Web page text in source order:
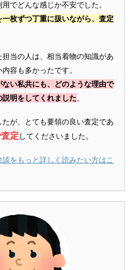
でどんな感じか不安でした。
一枚ずつ丁重に扱いながら、査定
当の人は、相当着物の知識があ
容も多かったです。
い私共にも、どのような理由で
明をしてくれました。
たが、とても要領の良い査定であ
定 してくださいました。
をもっと詳しく読みたい方はこ